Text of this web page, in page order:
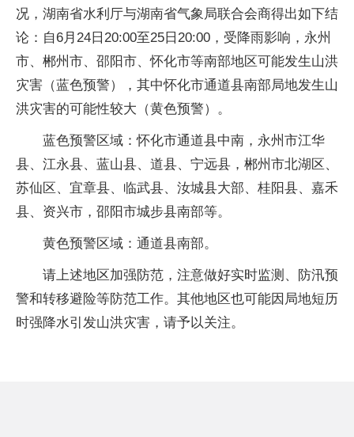
况，湖南省水利厅与湖南省气象局联合会商得出如下结
论：自6月24日20:00至25日20:00，受降雨影响，永州
市、郴州市、邵阳市、怀化市等南部地区可能发生山洪
灾害（蓝色预警），其中怀化市通道县南部局地发生山
洪灾害的可能性较大（黄色预警）。
蓝色预警区域：怀化市通道县中南，永州市江华
县、江永县、蓝山县、道县、宁远县，郴州市北湖区、
苏仙区、宜章县、临武县、汝城县大部、桂阳县、嘉禾
县、资兴市，邵阳市城步县南部等。
黄色预警区域：通道县南部。
请上述地区加强防范，注意做好实时监测、防汛预
警和转移避险等防范工作。其他地区也可能因局地短历
时强降水引发山洪灾害，请予以关注。